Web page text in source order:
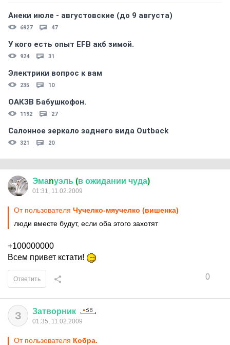
Анеки июле - августовские (до 9 августа)
6927 47
У кого есть опыт EFB акб зимой.
924 31
Электрики вопрос к вам
235 10
ОАКЗВ Бабушкофон.
1192 27
Салонное зеркало заднего вида Outback
321 20
Эмаnуэль (в ожидании чуда)
01:31, 11.02.2009
От пользователя Чучелко-мяучелко (вишенка)
люди вместе будут, если оба этого захотят
+100000000
Всем привет кстати!
0
Ответить
З Затворник
01:35, 11.02.2009
От пользователя Кобра.